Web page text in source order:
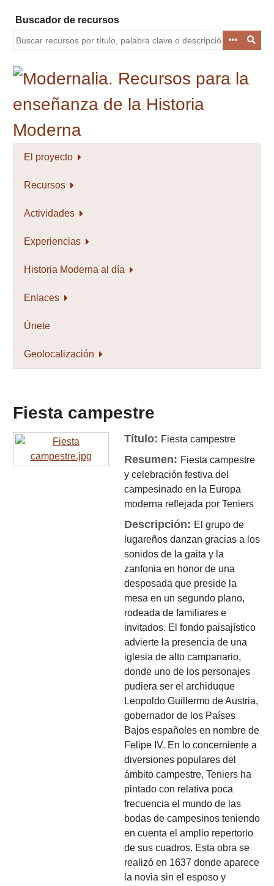
contenido
principal
Buscador de recursos
El proyecto
Recursos
Actividades
Experiencias
Historia Moderna al día
Enlaces
Únete
Geolocalización
Fiesta campestre
Título: Fiesta campestre
Resumen: Fiesta campestre
y celebración festiva del
campesinado en la Europa
moderna reflejada por Teniers
Descripción: El grupo de
lugareños danzan gracias a los
sonidos de la gaita y la
zanfonia en honor de una
desposada que preside la
mesa en un segundo plano,
rodeada de familiares e
invitados. El fondo paisajístico
advierte la presencia de una
iglesia de alto campanario,
donde uno de los personajes
pudiera ser el archiduque
Leopoldo Guillermo de Austria,
gobernador de los Países
Bajos españoles en nombre de
Felipe IV. En lo concerniente a
diversiones populares del
ámbito campestre, Teniers ha
pintado con relativa poca
frecuencia el mundo de las
bodas de campesinos teniendo
en cuenta el amplio repertorio
de sus cuadros. Esta obra se
realizó en 1637 donde aparece
la novia sin el esposo y